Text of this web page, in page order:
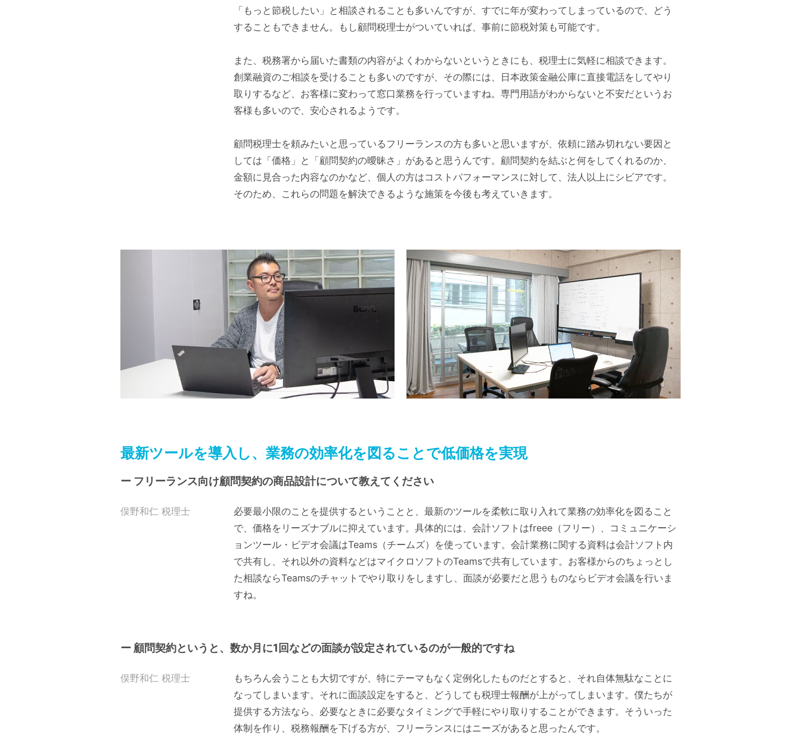
「もっと節税したい」と相談されることも多いんですが、すでに年が変わってしまっているので、どう
することもできません。もし顧問税理士がついていれば、事前に節税対策も可能です。
また、税務署から届いた書類の内容がよくわからないというときにも、税理士に気軽に相談できます。
創業融資のご相談を受けることも多いのですが、その際には、日本政策金融公庫に直接電話をしてやり
取りするなど、お客様に変わって窓口業務を行っていますね。専門用語がわからないと不安だというお
客様も多いので、安心されるようです。
顧問税理士を頼みたいと思っているフリーランスの方も多いと思いますが、依頼に踏み切れない要因と
しては「価格」と「顧問契約の曖昧さ」があると思うんです。顧問契約を結ぶと何をしてくれるのか、
金額に見合った内容なのかなど、個人の方はコストパフォーマンスに対して、法人以上にシビアです。
そのため、これらの問題を解決できるような施策を今後も考えていきます。
最新ツールを導入し、業務の効率化を図ることで低価格を実現
ー フリーランス向け顧問契約の商品設計について教えてください
俣野和仁 税理士
必要最小限のことを提供するということと、最新のツールを柔軟に取り入れて業務の効率化を図ること
で、価格をリーズナブルに抑えています。具体的には、会計ソフトはfreee（フリー）、コミュニケーシ
ョンツール・ビデオ会議はTeams（チームズ）を使っています。会計業務に関する資料は会計ソフト内
で共有し、それ以外の資料などはマイクロソフトのTeamsで共有しています。お客様からのちょっとし
た相談ならTeamsのチャットでやり取りをしますし、面談が必要だと思うものならビデオ会議を行いま
すね。
ー 顧問契約というと、数か月に1回などの面談が設定されているのが一般的ですね
俣野和仁 税理士
もちろん会うことも大切ですが、特にテーマもなく定例化したものだとすると、それ自体無駄なことに
なってしまいます。それに面談設定をすると、どうしても税理士報酬が上がってしまいます。僕たちが
提供する方法なら、必要なときに必要なタイミングで手軽にやり取りすることができます。そういった
体制を作り、税務報酬を下げる方が、フリーランスにはニーズがあると思ったんです。